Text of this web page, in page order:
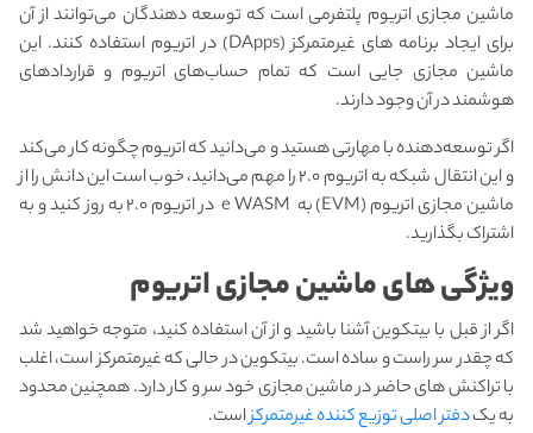
ماشین مجازی اتریوم پلتفرمی است که توسعه دهندگان می‌توانند از آن
برای ایجاد برنامه های غیرمتمرکز (DApps) در اتریوم استفاده کنند. این
ماشین مجازی جایی است که تمام حساب‌های اتریوم و قراردادهای
هوشمند در آن وجود دارند.
اگر توسعه‌دهنده با مهارتی هستید و می‌دانید که اتریوم چگونه کار می‌کند
و این انتقال شبکه به اتریوم ۲.۰ را مهم می‌دانید، خوب است این دانش را از
ماشین مجازی اتریوم (EVM) به e WASM در اتریوم ۲.۰ به روز کنید و به
اشتراک بگذارید.
ویژگی های ماشین مجازی اتریوم
اگر از قبل با بیتکوین آشنا باشید و از آن استفاده کنید، متوجه خواهید شد
که چقدر سر راست و ساده است. بیتکوین در حالی که غیرمتمرکز است، اغلب
با تراکنش های حاضر در ماشین مجازی خود سر و کار دارد. همچنین محدود
به یکدفتر اصلی توزیع کننده غیرمتمرکزاست.